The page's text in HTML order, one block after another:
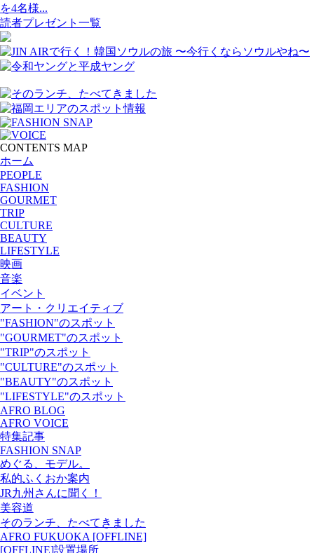
を4名様...
読者プレゼント一覧
CONTENTS MAP
ホーム
PEOPLE
FASHION
GOURMET
TRIP
CULTURE
BEAUTY
LIFESTYLE
映画
音楽
イベント
アート・クリエイティブ
"FASHION"のスポット
"GOURMET"のスポット
"TRIP"のスポット
"CULTURE"のスポット
"BEAUTY"のスポット
"LIFESTYLE"のスポット
AFRO BLOG
AFRO VOICE
特集記事
FASHION SNAP
めぐる、モデル。
私的ふくおか案内
JR九州さんに聞く！
美容道
そのランチ、たべてきました
AFRO FUKUOKA [OFFLINE]
[OFFLINE]設置場所